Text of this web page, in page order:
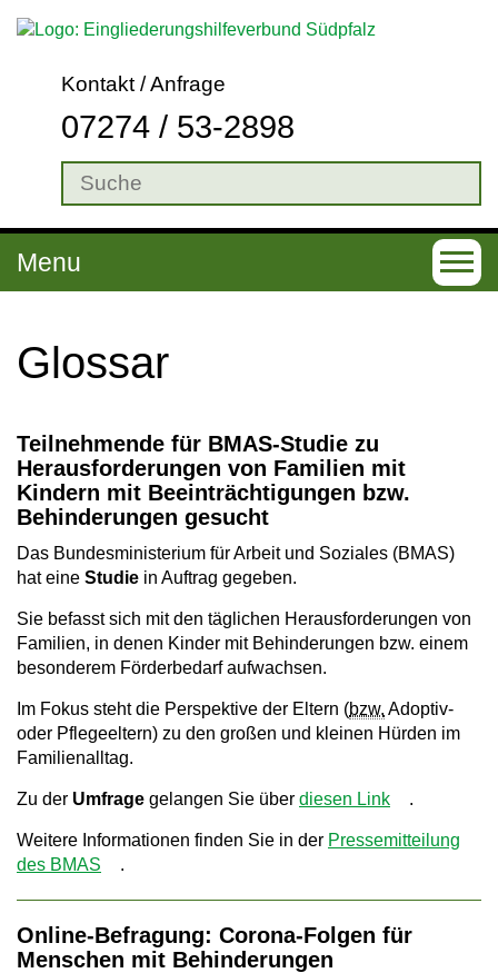
Kontakt / Anfrage
07274 / 53-2898
T
o
g
n
Menu
Glos­sar
Teilnehmende für BMAS-Studie zu
Herausforderungen von Familien mit
Kindern mit Beeinträchtigungen bzw.
Behinderungen gesucht
Das Bundesministerium für Arbeit und Soziales (BMAS)
hat eine Studie in Auftrag gegeben.
Sie befasst sich mit den täglichen Herausforderungen von
Familien, in denen Kinder mit Behinderungen bzw. einem
besonderem Förderbedarf aufwachsen.
Im Fokus steht die Perspektive der Eltern (bzw. Adoptiv-
oder Pflegeeltern) zu den großen und kleinen Hürden im
Familienalltag.
Zu der Umfrage gelangen Sie über diesen Link .
Weitere Informationen finden Sie in der Pressemitteilung
des BMAS
.
Online-Befragung: Corona-Folgen für
Menschen mit Behinderungen